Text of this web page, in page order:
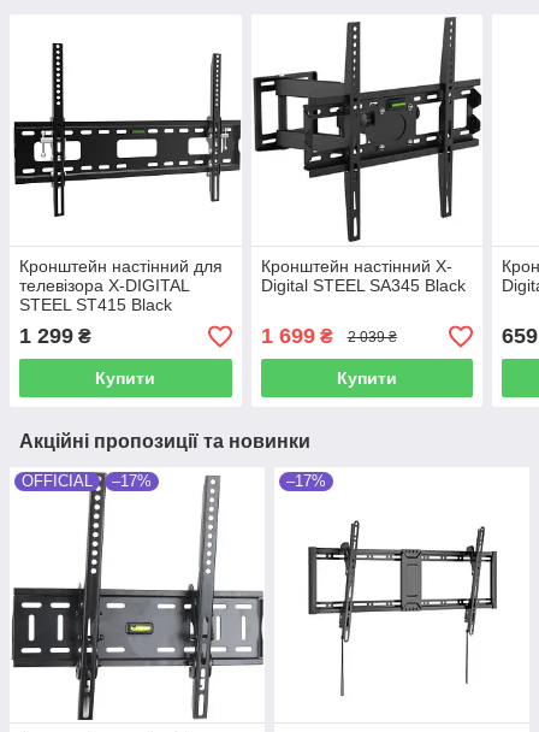
Кронштейн настінний для
телевізора X-DIGITAL
STEEL ST415 Black
1 299 ₴
Купити
Кронштейн настінний X-
Digital STEEL SA345 Black
1 699₴ 2 039 ₴
Купити
659
Акційні пропозиції та новинки
OFFICIAL –17% –17%